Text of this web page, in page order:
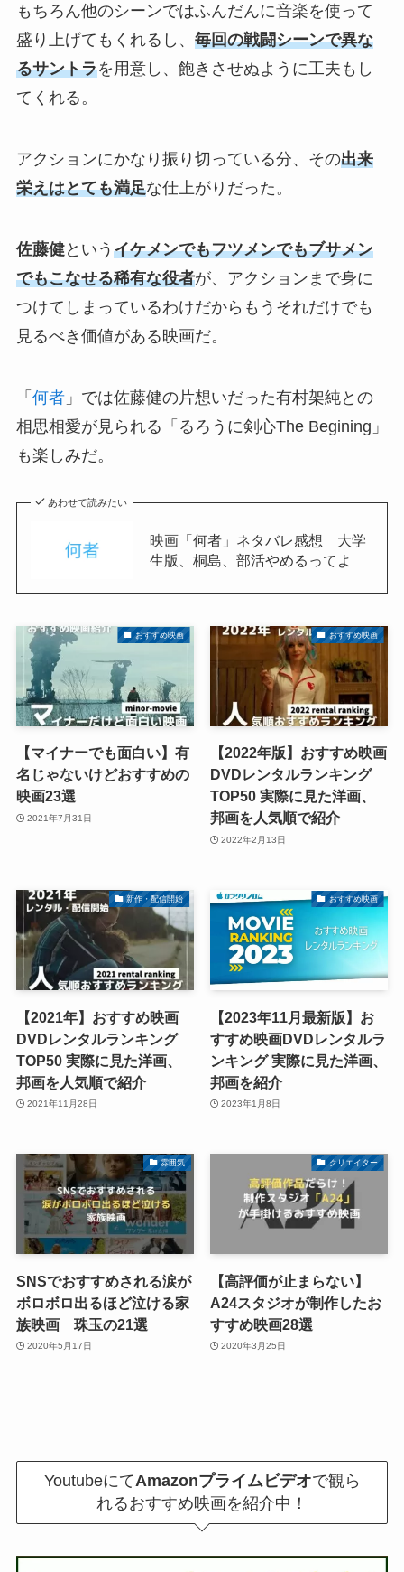
もちろん他のシーンではふんだんに音楽を使って
盛り上げてもくれるし、 毎回の戦闘シーンで異な
るサントラを用意し、飽きさせぬように工夫もし
てくれる。
アクションにかなり振り切っている分、その出来
栄えはとても満足な仕上がりだった。
佐藤健という イケメンでもフツメンでもブサメン
でもこなせる稀有な役者が、アクションまで身に
つけてしまっているわけだからもうそれだけでも
見るべき価値がある映画だ。
「 何者」では佐藤健の片想いだった有村架純との
相思相愛が見られる「るろうに剣心The Begining」
も楽しみだ。
あわせて読みたい
映画「何者」ネタバレ感想 大学
生版、桐島、部活やめるってよ
おすすめ映画
【マイナーでも面白い】有
名じゃないけどおすすめの
映画23選
2021年7月31日
おすすめ映画
【2022年版】おすすめ映画
DVDレンタルランキング
TOP50 実際に見た洋画、
邦画を人気順で紹介
2022年2月13日
新作・配信開始
【2021年】おすすめ映画
DVDレンタルランキング
TOP50 実際に見た洋画、
邦画を人気順で紹介
2021年11月28日
おすすめ映画
【2023年11月最新版】お
すすめ映画DVDレンタルラ
ンキング 実際に見た洋画、
邦画を紹介
2023年1月8日
雰囲気
SNSでおすすめされる涙が
ボロボロ出るほど泣ける家
族映画 珠玉の21選
2020年5月17日
クリエイター
【高評価が止まらない】
A24スタジオが制作したお
すすめ映画28選
2020年3月25日
YoutubeにてAmazonプライムビデオで観ら
れるおすすめ映画を紹介中！